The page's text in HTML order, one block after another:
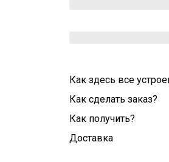
Как здесь все
Как сделать заказ?
Как получить?
Доставка